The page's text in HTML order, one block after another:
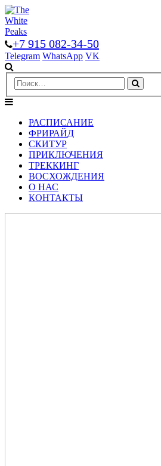
+7 915 082-34-50
Telegram WhatsApp VK
РАСПИСАНИЕ
ФРИРАЙД
СКИТУР
ПРИКЛЮЧЕНИЯ
ТРЕККИНГ
ВОСХОЖДЕНИЯ
О НАС
КОНТАКТЫ